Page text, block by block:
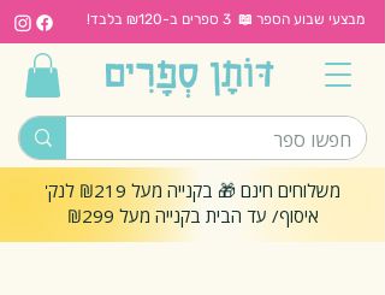
מבצעי שבוע הספר 📖 3 ספרים ב-₪120 בלבד!
משלוחים חינם 🎁 בקנייה מעל ₪219 לנק'
איסוף/ עד הבית בקנייה מעל ₪299